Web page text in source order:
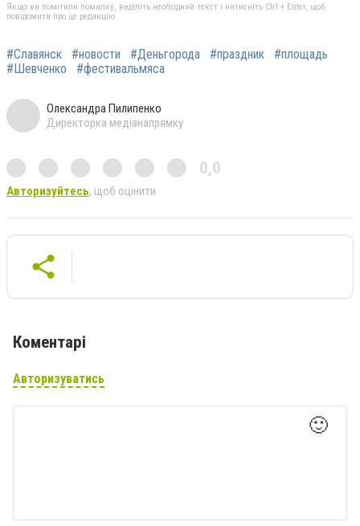
Якщо ви помітили помилку, виділіть необхідний текст і натисніть Ctrl + Enter, щоб
повідомити про це редакцію
#Славянск #новости #Деньгорода #праздник
#площадь
#Шевченко
#фестивальмяса
Олександра Пилипенко
Директорка медіанапрямку
0,0
Авторизуйтесь, щоб оцінити
Коментарі
Авторизуватись
🙂